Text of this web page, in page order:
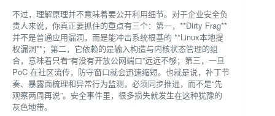
不过，理解原理并不意味着要公开利用细节。对于企业安全负
责人来说，你真正要抓住的重点有三个：第一，**Dirty Frag**
并不是普通应用漏洞，而是能冲击系统根基的 **Linux本地提
权漏洞**；第二，它依赖的是输入构造与内核状态管理的组
合，意味着只看“有没有开放公网端口”远远不够；第三，一旦
PoC 在社区流传，防守窗口就会迅速缩短。也就是说，补丁节
奏、暴露面梳理和异常行为监测，必须同步推进，而不是“先
观察两周再说”。安全事件里，很多损失就发生在这种犹豫的
灰色地带。